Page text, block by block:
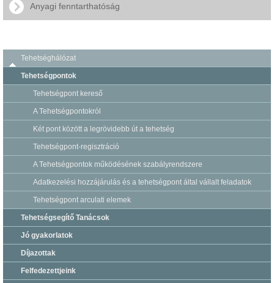
Anyagi fenntarthatóság
Tehetséghálózat
Tehetségpontok
Tehetségpont kereső
A Tehetségpontokról
Két pont között a legrövidebb út a tehetség
Tehetségpont-regisztráció
A Tehetségpontok működésének szabályrendszere
Adatkezelési hozzájárulás és a tehetségpont által vállalt feladatok
Tehetségpont arculati elemek
Tehetségsegítő Tanácsok
Jó gyakorlatok
Díjazottak
Felfedezettjeink